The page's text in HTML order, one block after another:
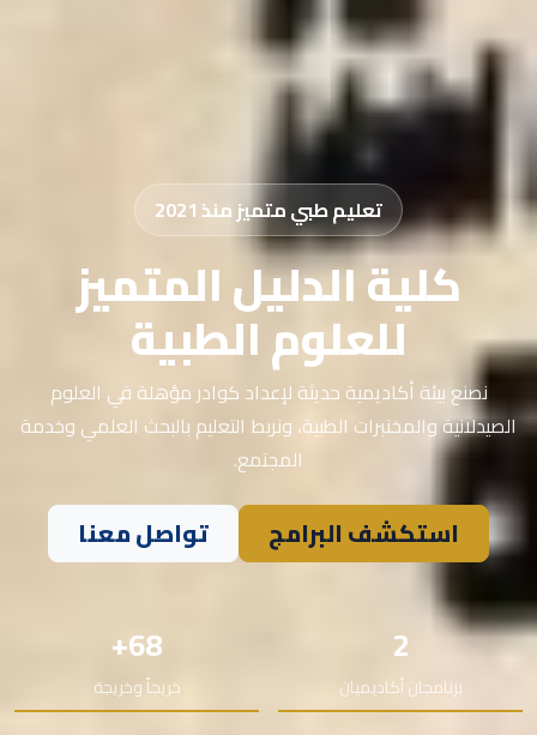
تعليم طبي متميز منذ 2021
كلية الدليل المتميز
للعلوم الطبية
نصنع بيئة أكاديمية حديثة لإعداد كوادر مؤهلة في العلوم
الصيدلانية والمختبرات الطبية، ونربط التعليم بالبحث العلمي وخدمة
المجتمع.
استكشف البرامج تواصل معنا
2
برنامجان أكاديميان
68+
خريجاً وخريجة